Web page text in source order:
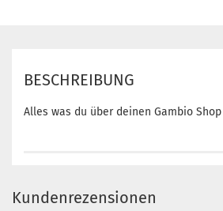
BESCHREIBUNG
Alles was du über deinen Gambio
Kundenrezensionen